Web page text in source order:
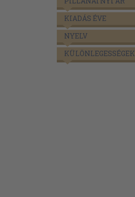
KIADÁS ÉVE
NYELV
KÜLÖNLEGESSÉGEK